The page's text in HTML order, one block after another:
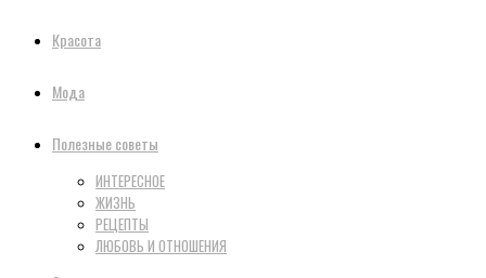
Красота
Мода
Полезные советы
ИНТЕРЕСНОЕ
ЖИЗНЬ
РЕЦЕПТЫ
ЛЮБОВЬ И ОТНОШЕНИЯ